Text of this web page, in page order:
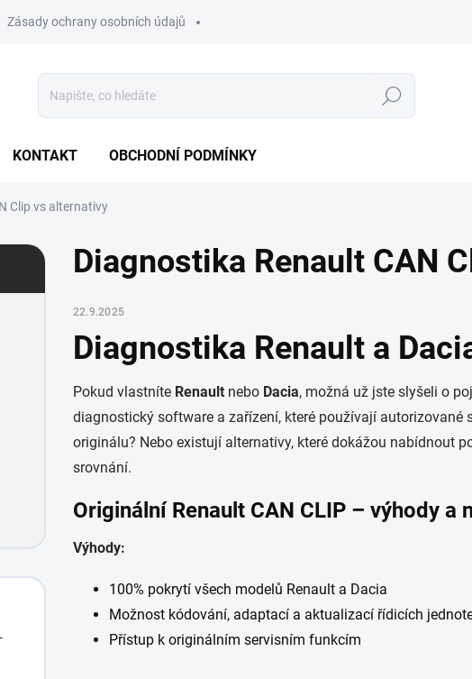
Zásady ochrany osobních údajů
Hledat
KONTAKT OBCHODNÍ PODMÍNKY
Clip vs alternativy
Diagnostika Renault CAN
22.9.2025
Diagnostika Renault a
Pokud vlastníte Renault nebo Dacia, možná už jste slyšeli o
diagnostický software a zařízení, které používají autorizované
originálu? Nebo existují alternativy, které dokážou nabídnout
srovnání.
Originální Renault CAN CLIP – výhody a
Výhody:
100% pokrytí všech modelů Renault a Dacia
Možnost kódování, adaptací a aktualizací řídicích
Přístup k originálním servisním funkcím